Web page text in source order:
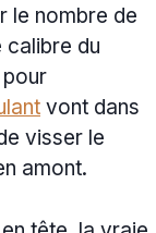
le nombre de
calibre du
vont dans
visser le
amont.